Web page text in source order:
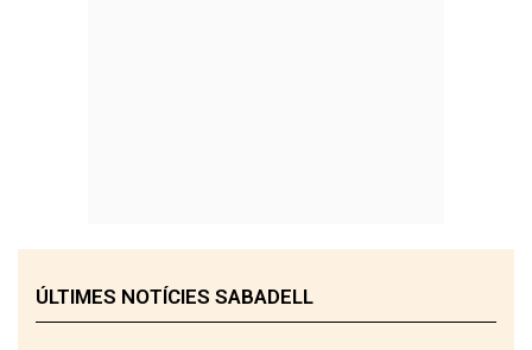
ÚLTIMES NOTÍCIES SABADELL